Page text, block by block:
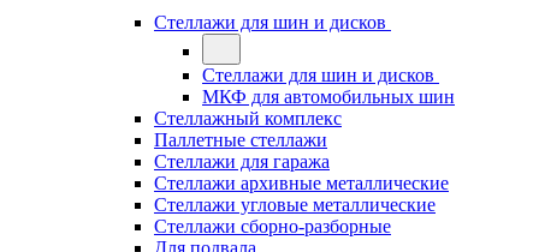
Стеллажи для шин и дисков
Стеллажи для шин и дисков
МКФ для автомобильных шин
Стеллажный комплекс
Паллетные стеллажи
Стеллажи для гаража
Стеллажи архивные металлические
Стеллажи угловые металлические
Стеллажи сборно-разборные
Для подвала